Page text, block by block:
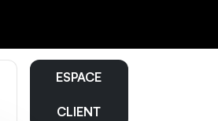
ESPACE
CLIENT